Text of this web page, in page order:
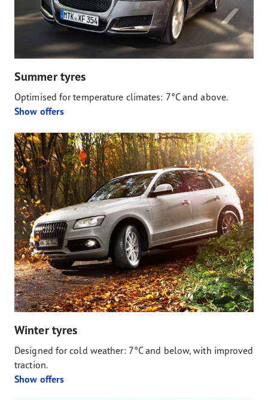
Summer tyres
Optimised for temperature climates: 7°C and above.
Show offers
Winter tyres
Designed for cold weather: 7°C and below, with improved
traction.
Show offers